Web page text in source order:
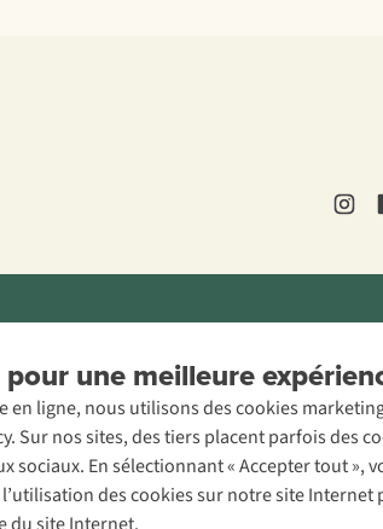
une meilleure
en ligne, nous utilisons des cookies
Sur nos sites, des tiers placent parfois des
sociaux. En sélectionnant « Accepter tout
des cookies sur notre site